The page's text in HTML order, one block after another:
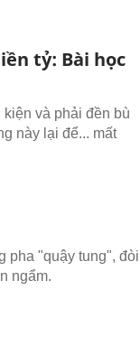
tỷ: Bài học
và phải đền bù
này lại để... mất
pha "quậy tung", đòi
ngẩm.